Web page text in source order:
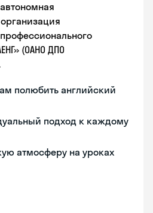
(ОАНО ДПО
полюбить английский
подход к каждому
атмосферу на уроках